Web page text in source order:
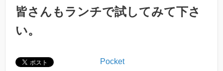
皆さんもランチで試してみて下さ
い。
Pocket